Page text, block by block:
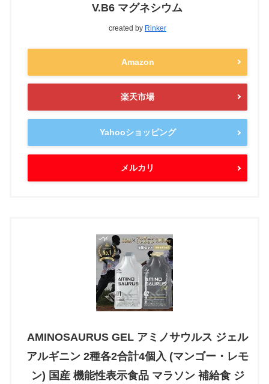
V.B6 マグネシウム
created by Rinker
Amazon
楽天市場
Yahooショッピング
メルカリ
AMINOSAURUS GEL アミノサウルス ジェル
アルギニン 2種各2合計4個入 (マンゴー・レモ
ン) 国産 機能性表示食品 マラソン 補給食 ジ